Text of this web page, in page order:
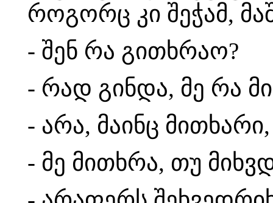
როგორც კი შეჭამ,
- შენ რა გითხრაო?
- რად გინდა, მე რა
- არა, მაინც
- მე მითხრა, თუ